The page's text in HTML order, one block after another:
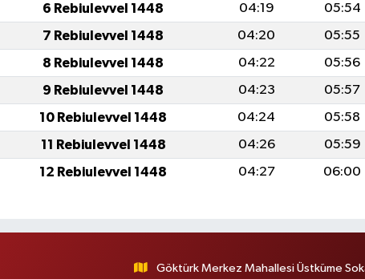
6 Rebiulevvel 1448 04:19 05:54
7 Rebiulevvel 1448 04:20 05:55
8 Rebiulevvel 1448 04:22 05:56
9 Rebiulevvel 1448 04:23 05:57
10 Rebiulevvel 1448 04:24 05:58
11 Rebiulevvel 1448 04:26 05:59
12 Rebiulevvel 1448 04:27 06:00
Göktürk Merkez Mahallesi Üstküme